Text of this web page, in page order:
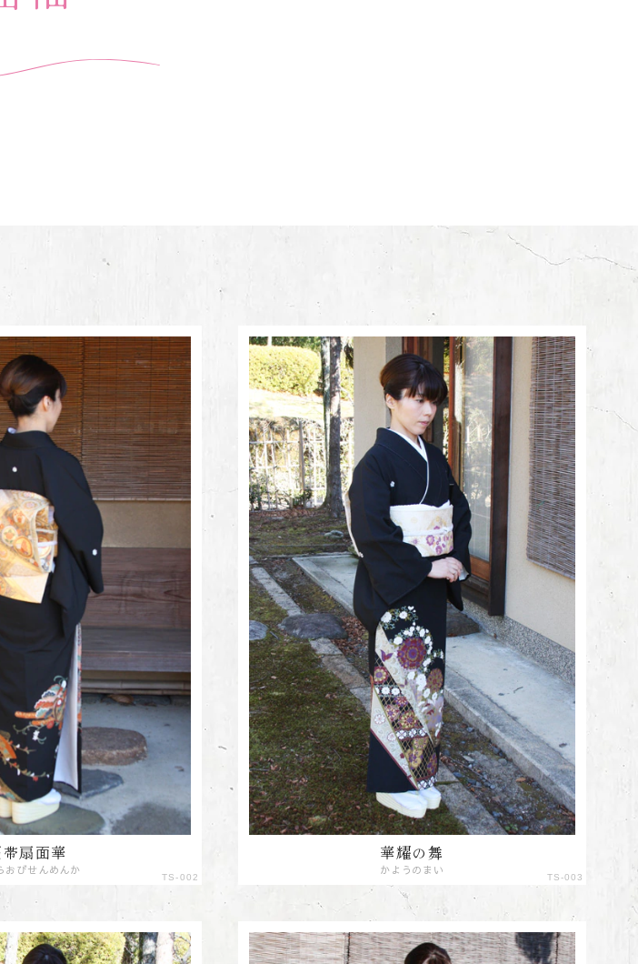
扇面華
おびせんめんか
TS-002
華耀の舞
かようのまい
TS-003